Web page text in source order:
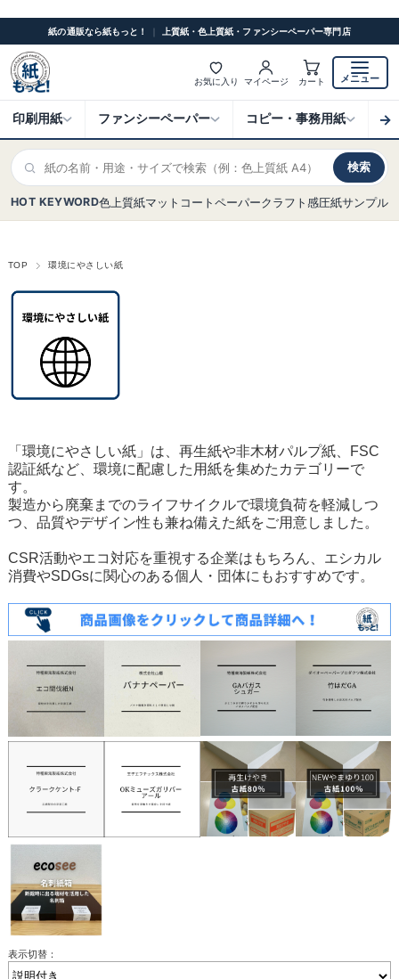
紙の通販なら紙もっと！ ｜ 上質紙・色上質紙・ファンシーペーパー専門店
お気に入り マイページ カート メニュー
印刷用紙 ファンシーペーパー コピー・事務用紙 ク
→
検索
HOT KEYWORD色上質紙マットコートペーパークラフト感圧紙サンプル
TOP 環境にやさしい紙
「環境にやさしい紙」は、再生紙や非木材パルプ紙、FSC
認証紙など、環境に配慮した用紙を集めたカテゴリーで
す。
製造から廃棄までのライフサイクルで環境負荷を軽減しつ
つ、品質やデザイン性も兼ね備えた紙をご用意しました。
CSR活動やエコ対応を重視する企業はもちろん、エシカル
消費やSDGsに関心のある個人・団体にもおすすめです。
表示切替：